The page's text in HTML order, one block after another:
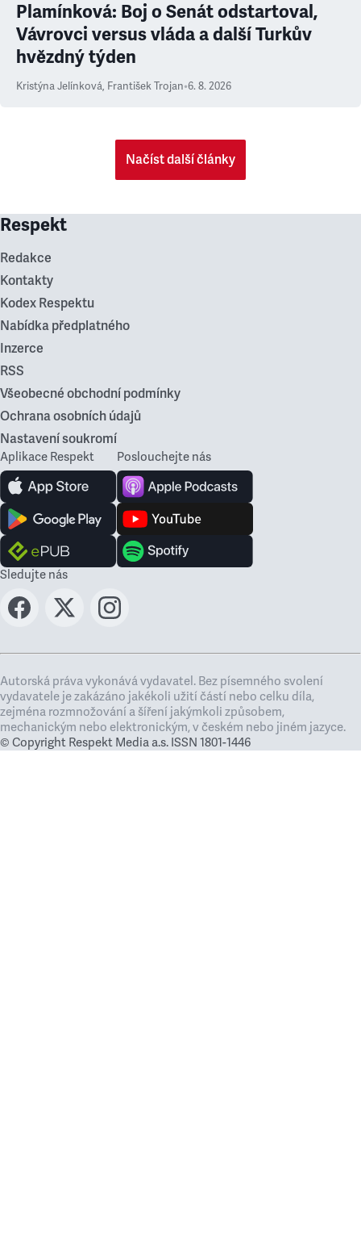
Plamínková: Boj o Senát odstartoval,
Vávrovci versus vláda a další Turkův
hvězdný týden
Kristýna Jelínková, František Trojan•6. 8. 2026
Načíst další články
Respekt
Redakce
Kontakty
Kodex Respektu
Nabídka předplatného
Inzerce
RSS
Všeobecné obchodní podmínky
Ochrana osobních údajů
Nastavení soukromí
Aplikace Respekt Poslouchejte nás
Sledujte nás
Autorská práva vykonává vydavatel. Bez písemného svolení
vydavatele je zakázáno jakékoli užití částí nebo celku díla,
zejména rozmnožování a šíření jakýmkoli způsobem,
mechanickým nebo elektronickým, v českém nebo jiném jazyce.
© Copyright Respekt Media a.s. ISSN 1801-1446